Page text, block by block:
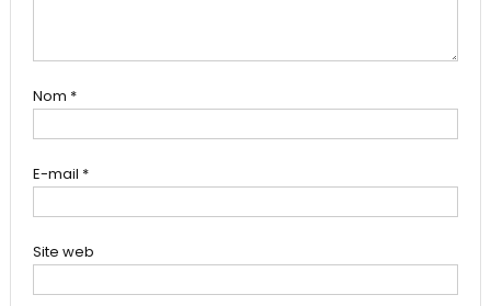
Nom *
E-mail *
Site web